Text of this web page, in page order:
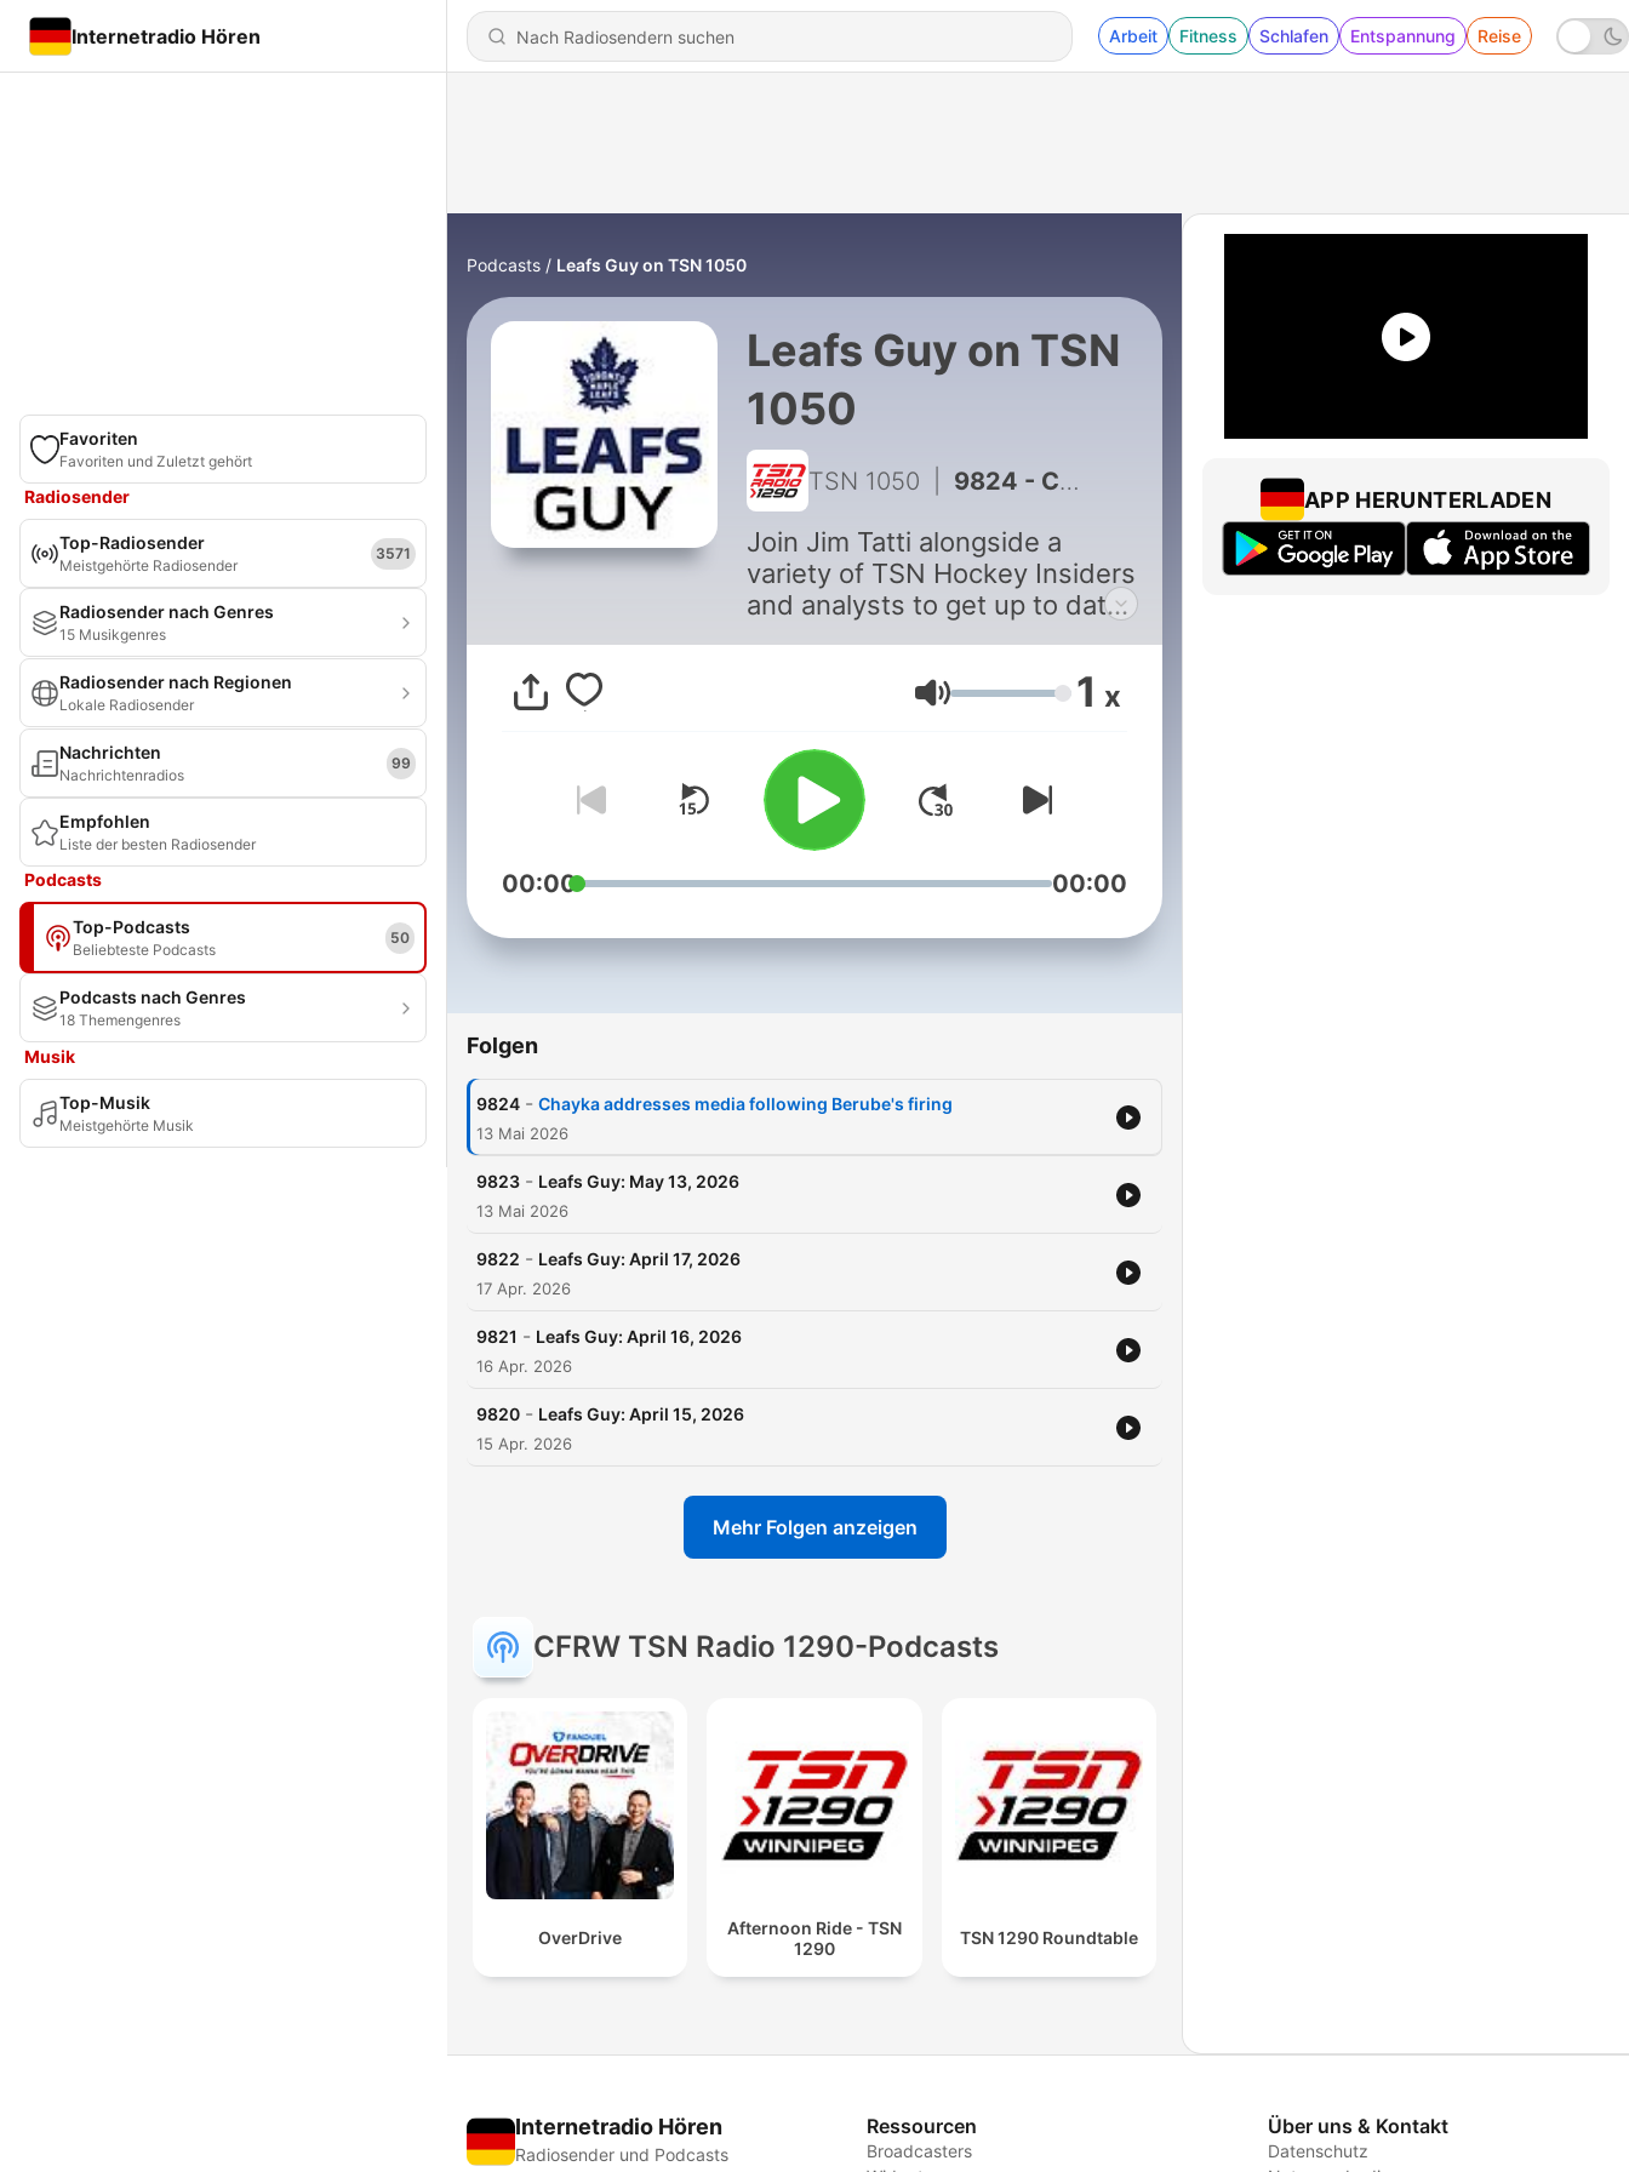
Internetradio Hören Arbeit Fitness Schlafen Entspannung Reise
Favoriten
Favoriten und Zuletzt gehört
Radiosender
Top-Radiosender
Meistgehörte Radiosender
3571
Radiosender nach Genres
15 Musikgenres
Radiosender nach Regionen
Lokale Radiosender
Nachrichten
Nachrichtenradios
99
Empfohlen
Liste der besten Radiosender
Podcasts
Top-Podcasts
Beliebteste Podcasts
50
Podcasts nach Genres
18 Themengenres
Musik
Top-Musik
Meistgehörte Musik
Podcasts Leafs Guy on TSN 1050
Leafs Guy on TSN
1050
TSN 1050 9824 - Chayka addresses media following Berube's firing
Join Jim Tatti alongside a
variety of TSN Hockey Insiders
and analysts to get up to date
from 12pm-1pm!Lautstärke 1 x
00:00 00:00
Folgen
9824 - Chayka addresses media following Berube's firing
13 Mai 2026
9823 - Leafs Guy: May 13, 2026
13 Mai 2026
9822 - Leafs Guy: April 17, 2026
17 Apr. 2026
9821 - Leafs Guy: April 16, 2026
16 Apr. 2026
9820 - Leafs Guy: April 15, 2026
15 Apr. 2026
Mehr Folgen anzeigen
CFRW TSN Radio 1290-Podcasts
OverDrive
Afternoon Ride - TSN
1290
TSN 1290 Roundtable
APP HERUNTERLADEN
Internetradio Hören
Radiosender und Podcasts
Ressourcen
Broadcasters
Über uns & Kontakt
Datenschutz